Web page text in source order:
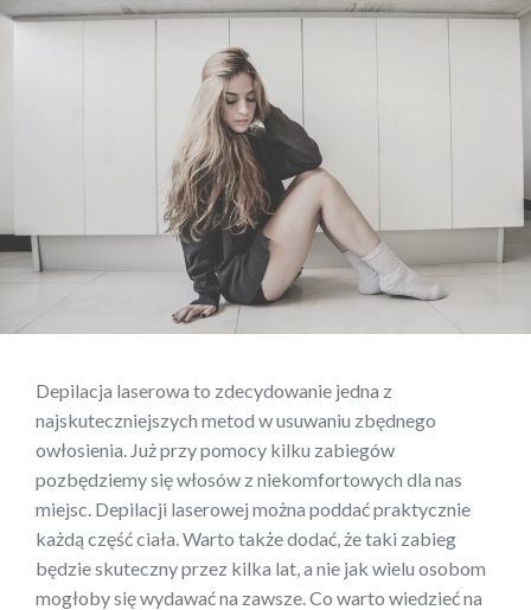
Depilacja laserowa to zdecydowanie jedna z
najskuteczniejszych metod w usuwaniu zbędnego
owłosienia. Już przy pomocy kilku zabiegów
pozbędziemy się włosów z niekomfortowych dla nas
miejsc. Depilacji laserowej można poddać praktycznie
każdą część ciała. Warto także dodać, że taki zabieg
będzie skuteczny przez kilka lat, a nie jak wielu osobom
mogłoby się wydawać na zawsze. Co warto wiedzieć na